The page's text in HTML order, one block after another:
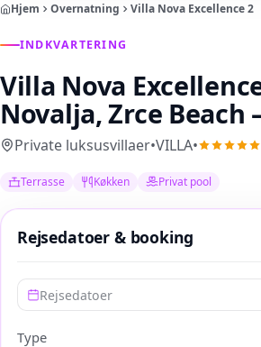
Hjem Overnatning Villa Nova Excellence 2
INDKVARTERING
Villa Nova
Novalja, Zrce Beach
Private luksusvillaer•VILLA•
Terrasse Køkken Privat pool
Rejsedatoer & booking
Rejsedatoer
Type